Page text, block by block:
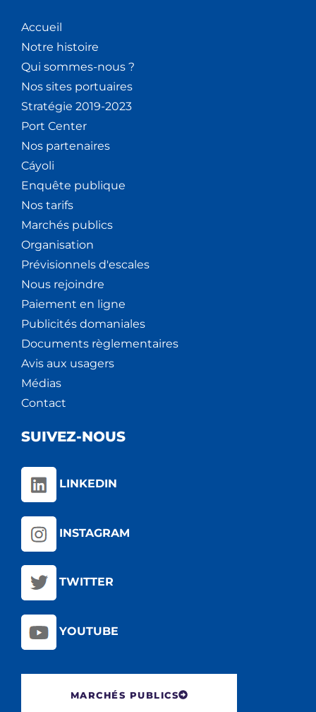
Accueil
Notre histoire
Qui sommes-nous ?
Nos sites portuaires
Stratégie 2019-2023
Port Center
Nos partenaires
Cáyoli
Enquête publique
Nos tarifs
Marchés publics
Organisation
Prévisionnels d'escales
Nous rejoindre
Paiement en ligne
Publicités domaniales
Documents règlementaires
Avis aux usagers
Médias
Contact
SUIVEZ-NOUS
LINKEDIN
INSTAGRAM
TWITTER
YOUTUBE
MARCHÉS PUBLICS